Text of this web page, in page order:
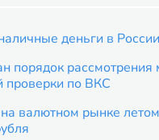
деньги в
порядок рассмотрения
проверки по ВКС
валютном рынке